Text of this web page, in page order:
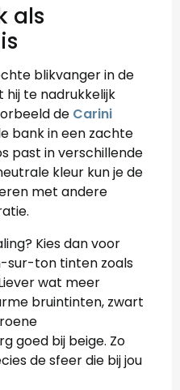
als
blikvanger in de
hij te nadrukkelijk
de Carini
bank in een zachte
past in verschillende
kleur kun je de
met andere
Kies dan voor
sur-ton tinten zoals
wat meer
bruintinten, zwart
goed bij beige. Zo
de sfeer die bij jou